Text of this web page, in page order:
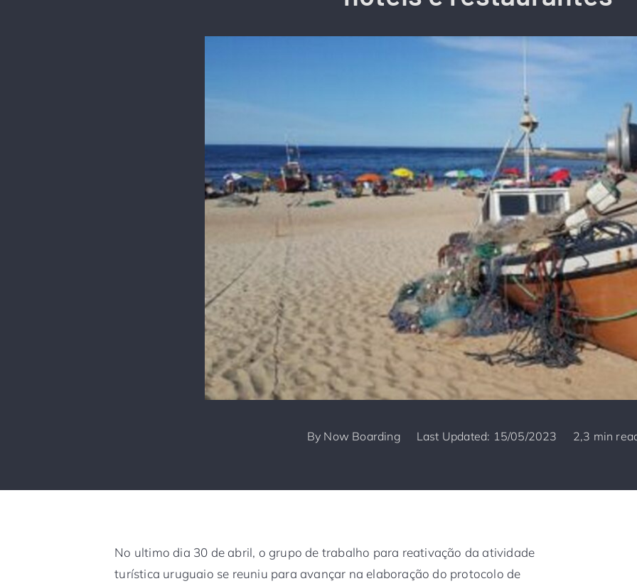
By Now Boarding Last Updated: 15/05/2023 2,3 min
No ultimo dia 30 de abril, o grupo de trabalho para reativação da atividade
turística uruguaio se reuniu para avançar na elaboração do protocolo de